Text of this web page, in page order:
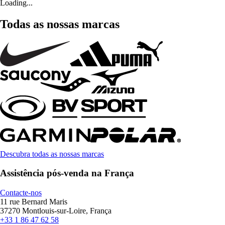
Loading...
Todas as nossas marcas
Descubra todas as nossas marcas
Assistência pós-venda na França
Contacte-nos
11 rue Bernard Maris
37270 Montlouis-sur-Loire, França
+33 1 86 47 62 58